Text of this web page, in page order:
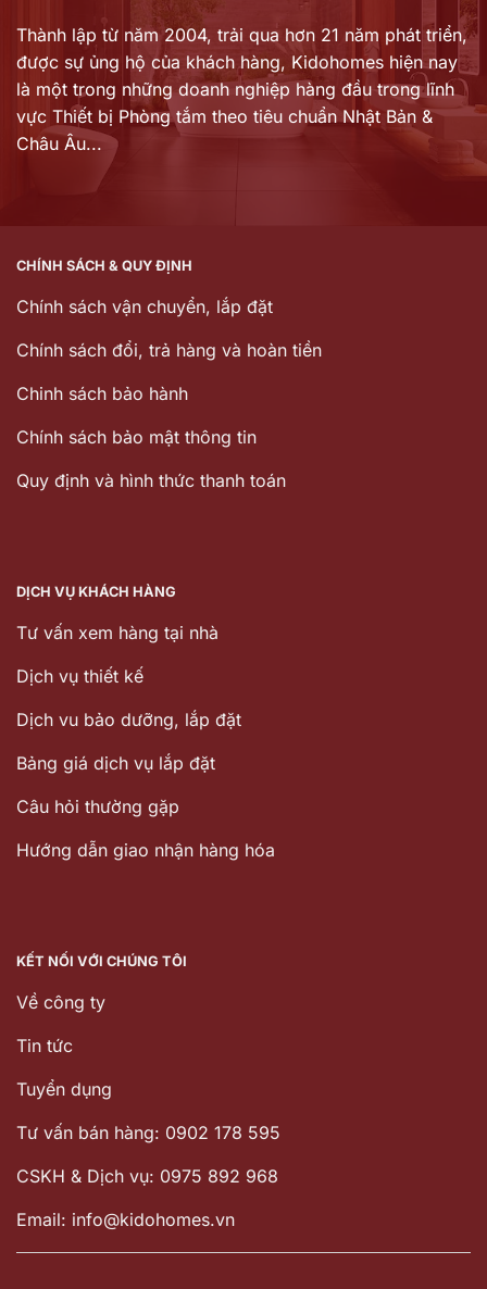
Thành lập từ năm 2004, trải qua hơn 21 năm phát triển,
được sự ủng hộ của khách hàng, Kidohomes hiện nay
là một trong những doanh nghiệp hàng đầu trong lĩnh
vực Thiết bị Phòng tắm theo tiêu chuẩn Nhật Bản &
Châu Âu...
CHÍNH SÁCH & QUY ĐỊNH
Chính sách vận chuyển, lắp đặt
Chính sách đổi, trả hàng và hoàn tiền
Chinh sách bảo hành
Chính sách bảo mật thông tin
Quy định và hình thức thanh toán
DỊCH VỤ KHÁCH HÀNG
Tư vấn xem hàng tại nhà
Dịch vụ thiết kế
Dịch vu bảo dưỡng, lắp đặt
Bảng giá dịch vụ lắp đặt
Câu hỏi thường gặp
Hướng dẫn giao nhận hàng hóa
KẾT NỐI VỚI CHÚNG TÔI
Về công ty
Tin tức
Tuyển dụng
Tư vấn bán hàng: 0902 178 595
CSKH & Dịch vụ: 0975 892 968
Email: info@kidohomes.vn